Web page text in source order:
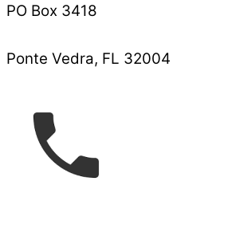
PO Box 3418
Ponte Vedra, FL 32004